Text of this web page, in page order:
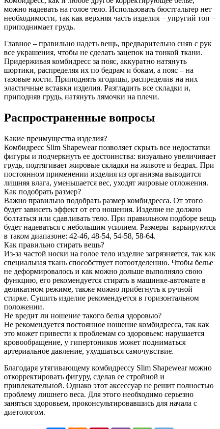
можно надевать на голое тело. Использовать бюстгальтер нет
необходимости, так как верхняя часть изделия – упругий топ –
приподнимает грудь.
Главное – правильно надеть вещь, предварительно сняв с рук
все украшения, чтобы не сделать зацепок на тонкой ткани.
Придерживая комбидресс за пояс, аккуратно натянуть
шортики, распределяя их по бедрам и бокам, а пояс – на
тазовые кости. Приподнять ягодицы, распределив на них
эластичные вставки изделия. Разгладить все складки и,
приподняв грудь, натянуть лямочки на плечи.
Распространенные вопросы
Какие преимущества изделия?
Комбидресс Slim Shapewear позволяет скрыть все недостатки
фигуры и подчеркнуть ее достоинства: визуально увеличивает
грудь, подтягивает жировые складки на животе и бедрах. При
постоянном применении изделия из организма выводится
лишняя влага, уменьшается вес, уходят жировые отложения.
Как подобрать размер?
Важно правильно подобрать размер комбидресса. От этого
будет зависеть эффект от его ношения. Изделие не должно
болтаться или сдавливать тело. При правильном подборе вещь
будет надеваться с небольшим усилием. Размеры варьируются
в таком диапазоне: 42-46, 48-54, 54-58, 58-64.
Как правильно стирать вещь?
Из-за частой носки на голое тело изделие загрязняется, так как
специальная ткань способствует потоотделению. Чтобы белье
не деформировалось и как можно дольше выполняло свою
функцию, его рекомендуется стирать в машинке-автомате в
деликатном режиме, также можно прибегнуть к ручной
стирке. Сушить изделие рекомендуется в горизонтальном
положении.
Не вредит ли ношение такого белья здоровью?
Не рекомендуется постоянное ношение комбидресса, так как
это может привести к проблемам со здоровьем: нарушается
кровообращение, у гипертоников может подниматься
артериальное давление, ухудшаться самочувствие.
Благодаря утягивающему комбидрессу Slim Shapewear можно
откорректировать фигуру, сделав ее стройной и
привлекательной. Однако этот аксессуар не решит полностью
проблему лишнего веса. Для этого необходимо серьезно
заняться здоровьем, проконсультировавшись для начала с
диетологом.